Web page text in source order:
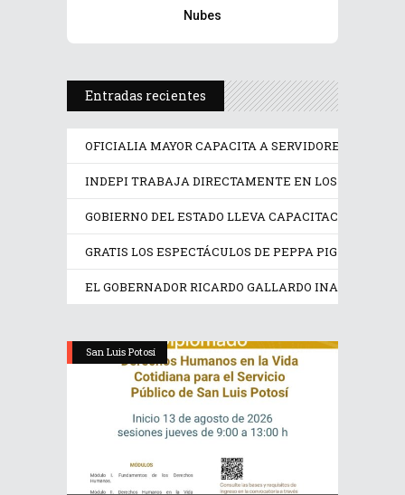
Nubes
Entradas recientes
OFICIALIA MAYOR CAPACITA A SERVIDORES
INDEPI TRABAJA DIRECTAMENTE EN LOS
GOBIERNO DEL ESTADO LLEVA CAPACITACIÓN
GRATIS LOS ESPECTÁCULOS DE PEPPA PIG Y
EL GOBERNADOR RICARDO GALLARDO INAUGURA
San Luis Potosí